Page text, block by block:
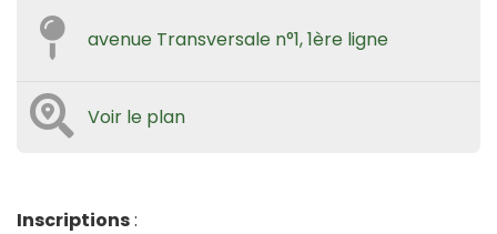
avenue Transversale n°1, 1ère ligne
Voir le plan
Inscriptions: